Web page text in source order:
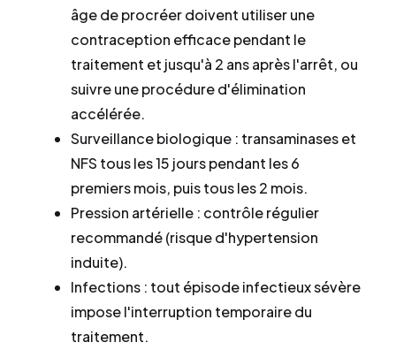
âge de procréer doivent utiliser une
contraception efficace pendant le
traitement et jusqu'à 2 ans après l'arrêt, ou
suivre une procédure d'élimination
accélérée.
Surveillance biologique : transaminases et
NFS tous les 15 jours pendant les 6
premiers mois, puis tous les 2 mois.
Pression artérielle : contrôle régulier
recommandé (risque d'hypertension
induite).
Infections : tout épisode infectieux sévère
impose l'interruption temporaire du
traitement.